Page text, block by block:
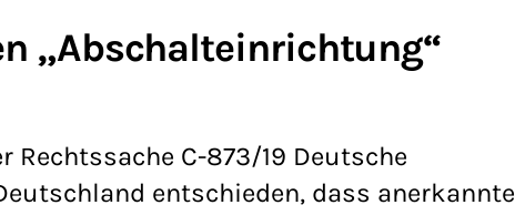
„Abschalteinrichtung“
Rechtssache C-873/19 Deutsche
entschieden, dass anerkannte